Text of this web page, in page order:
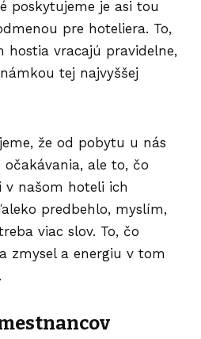
poskytujeme je asi tou
pre hoteliera. To,
hostia vracajú pravidelne,
tej najvyššej
že od pobytu u nás
očakávania, ale to, čo
v našom hoteli ich
predbehlo, myslím,
viac slov. To, čo
zmysel a energiu v tom